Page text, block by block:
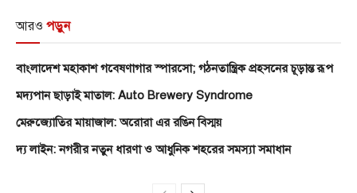
আরও পড়ুন
বাংলাদেশ মহাকাশ গবেষণাগার স্পারসো; গঠনতান্ত্রিক প্রহসনের চূড়ান্ত রূপ
মদ্যপান ছাড়াই মাতাল: Auto Brewery Syndrome
মেরুজ্যোতির মায়াজাল: অরোরা এর রঙিন বিস্ময়
দ্য লাইন: নগরীর নতুন ধারণা ও আধুনিক শহরের সমস্যা সমাধান